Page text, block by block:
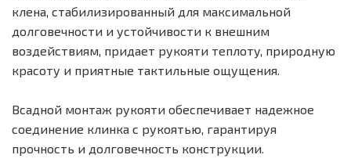
клена, стабилизированный для максимальной
долговечности и устойчивости к внешним
воздействиям, придает рукояти теплоту, природную
красоту и приятные тактильные ощущения.
Всадной монтаж рукояти обеспечивает надежное
соединение клинка с рукоятью, гарантируя
прочность и долговечность конструкции.